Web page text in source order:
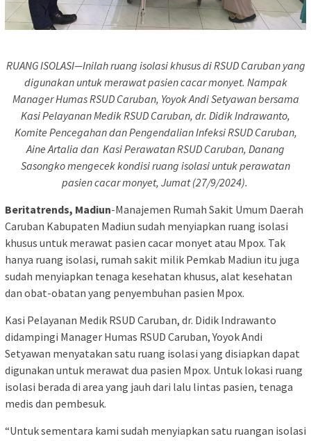
RUANG ISOLASI—Inilah ruang isolasi khusus di RSUD Caruban yang
digunakan untuk merawat pasien cacar monyet. Nampak
Manager Humas RSUD Caruban, Yoyok Andi Setyawan bersama
Kasi Pelayanan Medik RSUD Caruban, dr. Didik Indrawanto,
Komite Pencegahan dan Pengendalian Infeksi RSUD Caruban,
Aine Artalia dan Kasi Perawatan RSUD Caruban, Danang
Sasongko mengecek kondisi ruang isolasi untuk perawatan
pasien cacar monyet, Jumat (27/9/2024).
Beritatrends, Madiun-Manajemen Rumah Sakit Umum Daerah
Caruban Kabupaten Madiun sudah menyiapkan ruang isolasi
khusus untuk merawat pasien cacar monyet atau Mpox. Tak
hanya ruang isolasi, rumah sakit milik Pemkab Madiun itu juga
sudah menyiapkan tenaga kesehatan khusus, alat kesehatan
dan obat-obatan yang penyembuhan pasien Mpox.
Kasi Pelayanan Medik RSUD Caruban, dr. Didik Indrawanto
didampingi Manager Humas RSUD Caruban, Yoyok Andi
Setyawan menyatakan satu ruang isolasi yang disiapkan dapat
digunakan untuk merawat dua pasien Mpox. Untuk lokasi ruang
isolasi berada di area yang jauh dari lalu lintas pasien, tenaga
medis dan pembesuk.
“Untuk sementara kami sudah menyiapkan satu ruangan isolasi